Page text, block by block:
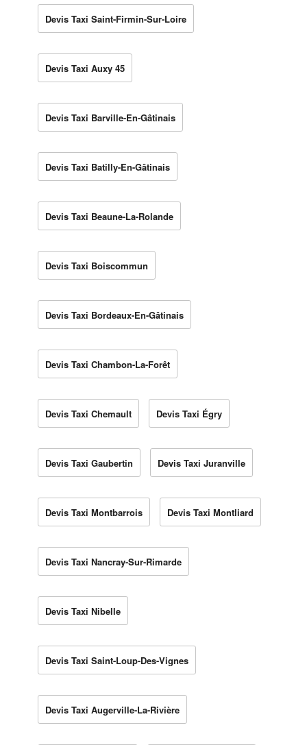
Devis Taxi Saint-Firmin-Sur-Loire
Devis Taxi Auxy 45
Devis Taxi Barville-En-Gâtinais
Devis Taxi Batilly-En-Gâtinais
Devis Taxi Beaune-La-Rolande
Devis Taxi Boiscommun
Devis Taxi Bordeaux-En-Gâtinais
Devis Taxi Chambon-La-Forêt
Devis Taxi Chemault Devis Taxi Égry
Devis Taxi Gaubertin Devis Taxi Juranville
Devis Taxi Montbarrois Devis Taxi Montliard
Devis Taxi Nancray-Sur-Rimarde
Devis Taxi Nibelle
Devis Taxi Saint-Loup-Des-Vignes
Devis Taxi Augerville-La-Rivière